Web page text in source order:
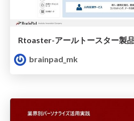
Rtoaster-アールトースター製
brainpad_mk